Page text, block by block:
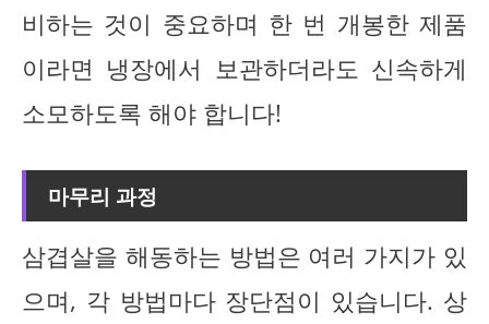
비하는 것이 중요하며 한 번 개봉한 제품
이라면 냉장에서 보관하더라도 신속하게
소모하도록 해야 합니다!
마무리 과정
삼겹살을 해동하는 방법은 여러 가지가 있
으며, 각 방법마다 장단점이 있습니다. 상